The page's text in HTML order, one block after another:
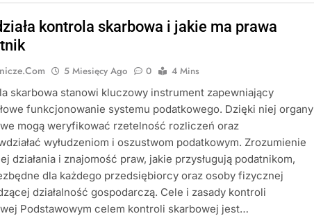
kontrola skarbowa i jakie ma prawa
5 Miesięcy Ago 0
4 Mins
skarbowa stanowi kluczowy instrument zapewniający
funkcjonowanie systemu podatkowego. Dzięki niej organy
mogą weryfikować rzetelność rozliczeń oraz
wyłudzeniom i oszustwom podatkowym. Zrozumienie
działania i znajomość praw, jakie przysługują podatnikom,
dla każdego przedsiębiorcy oraz osoby fizycznej
działalność gospodarczą. Cele i zasady kontroli
Podstawowym celem kontroli skarbowej jest…